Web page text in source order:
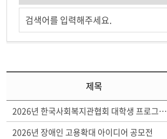
검색어를 입력해주세요.
제목
2026년 한국사회복지관협회 대학생 프로그램 공모전 안내
2026년 장애인 고용확대 아이디어 공모전